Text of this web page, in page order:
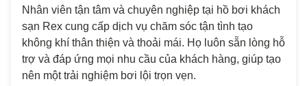
Nhân viên tận tâm và chuyên nghiệp tại hồ bơi khách
sạn Rex cung cấp dịch vụ chăm sóc tận tình tạo
không khí thân thiện và thoải mái. Họ luôn sẵn lòng hỗ
trợ và đáp ứng mọi nhu cầu của khách hàng, giúp tạo
nên một trải nghiệm bơi lội trọn vẹn.